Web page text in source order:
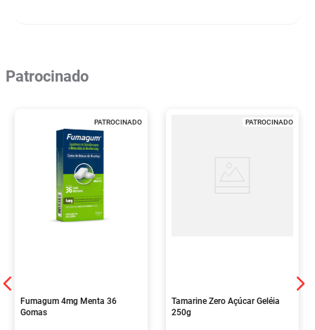
Patrocinado
PATROCINADO
Fumagum 4mg Menta 36
Gomas
PATROCINADO
Tamarine Zero Açúcar Geléia
250g